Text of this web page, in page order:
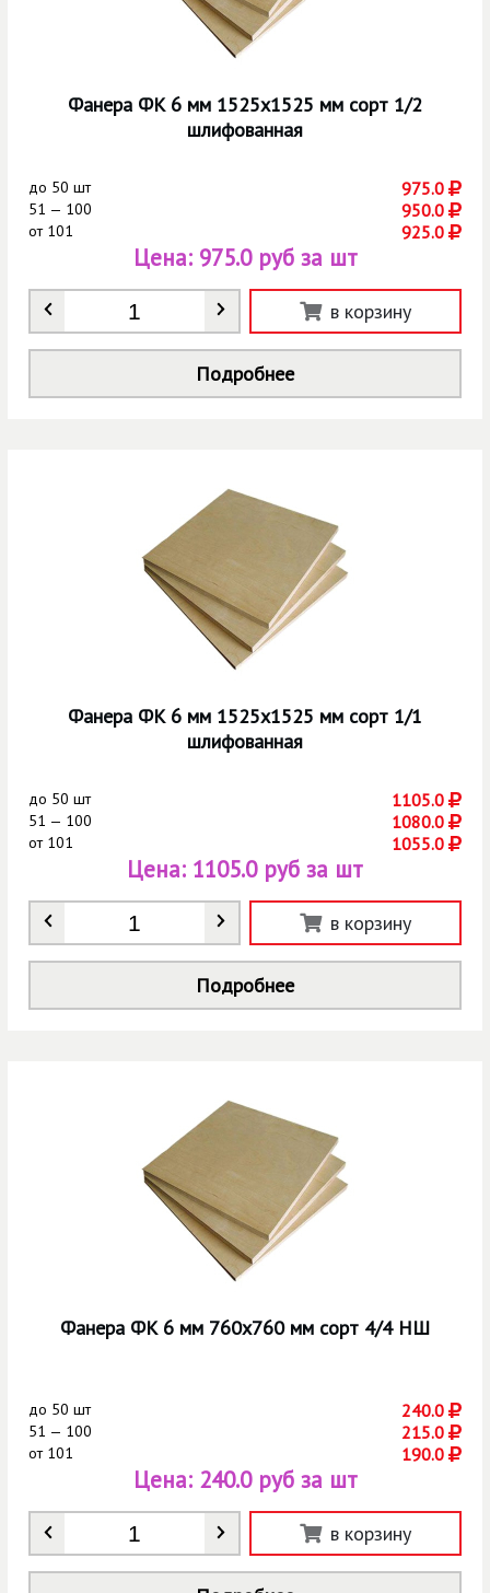
Фанера ФК 6 мм 1525х1525 мм сорт 1/2
шлифованная
до 50 шт 975.0
51 — 100 950.0
от101 925.0
Количество
Цена: 975.0 руб за шт
в корзину
Подробнее
Фанера ФК 6 мм 1525х1525 мм сорт 1/1
шлифованная
до 50 шт 1105.0
51 — 100 1080.0
от101 1055.0
Количество
Цена: 1105.0 руб за шт
в корзину
Подробнее
Фанера ФК 6 мм 760х760 мм сорт 4/4 НШ
до 50 шт 240.0
51 — 100 215.0
от101 190.0
Количество
Цена: 240.0 руб за шт
в корзину